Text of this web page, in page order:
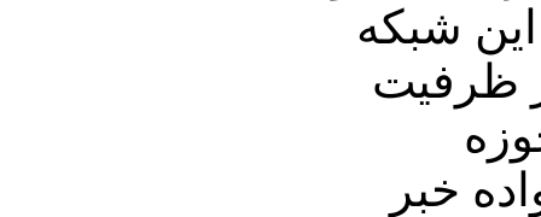
این شبکه
ظرفیت
خبر